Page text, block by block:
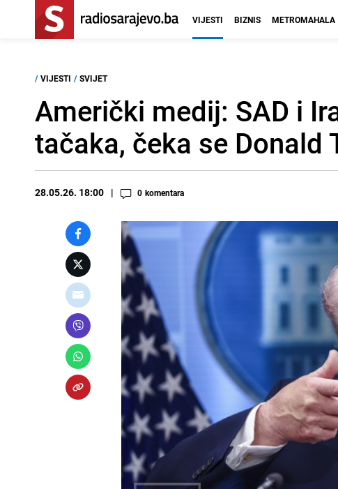
VIJESTI BIZNIS METROMAHALA
/ VIJESTI / SVIJET
Američki medij: SAD i
tačaka, čeka se Donald
28.05.26. 18:00 0 komentara